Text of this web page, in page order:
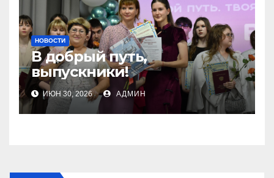
НОВОСТИ
В добрый путь,
выпускники!
ИЮН 30, 2026 АДМИН